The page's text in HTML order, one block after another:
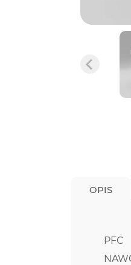
OPIS
PFC